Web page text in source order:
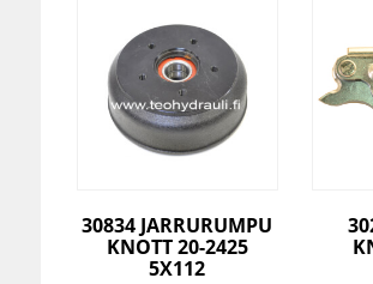
30834 JARRURUMPU
KNOTT 20-2425
5X112